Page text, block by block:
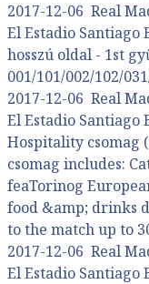
2017-12-06 Real
El Estadio
hosszú oldal - 1st
001/101/002/102/
2017-12-06 Real
El Estadio
Hospitality csomag
csomag includes:
feaTorinog
food &amp; drinks
to the match up to
2017-12-06 Real
El Estadio